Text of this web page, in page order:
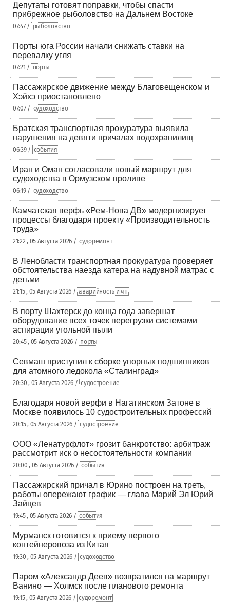
Депутаты готовят поправки, чтобы спасти
прибрежное рыболовство на Дальнем Востоке
07:47 / рыболовство
Порты юга России начали снижать ставки на
перевалку угля
07:21 / порты
Пассажирское движение между Благовещенском и
Хэйхэ приостановлено
07:07 / судоходство
Братская транспортная прокуратура выявила
нарушения на девяти причалах водохранилищ
06:39 / события
Иран и Оман согласовали новый маршрут для
судоходства в Ормузском проливе
06:19 / судоходство
Камчатская верфь «Рем-Нова ДВ» модернизирует
процессы благодаря проекту «Производительность
труда»
21:22 , 05 Августа 2026 / судоремонт
В Ленобласти транспортная прокуратура проверяет
обстоятельства наезда катера на надувной матрас с
детьми
21:15 , 05 Августа 2026 / аварийность и чп
В порту Шахтерск до конца года завершат
оборудование всех точек перегрузки системами
аспирации угольной пыли
20:45 , 05 Августа 2026 / порты
Севмаш приступил к сборке упорных подшипников
для атомного ледокола «Сталинград»
20:30 , 05 Августа 2026 / судостроение
Благодаря новой верфи в Нагатинском Затоне в
Москве появилось 10 судостроительных профессий
20:15 , 05 Августа 2026 / судостроение
ООО «Ленатурфлот» грозит банкротство: арбитраж
рассмотрит иск о несостоятельности компании
20:00 , 05 Августа 2026 / события
Пассажирский причал в Юрино построен на треть,
работы опережают график — глава Марий Эл Юрий
Зайцев
19:45 , 05 Августа 2026 / события
Мурманск готовится к приему первого
контейнеровоза из Китая
19:30 , 05 Августа 2026 / судоходство
Паром «Александр Деев» возвратился на маршрут
Ванино — Холмск после планового ремонта
19:15 , 05 Августа 2026 / судоремонт